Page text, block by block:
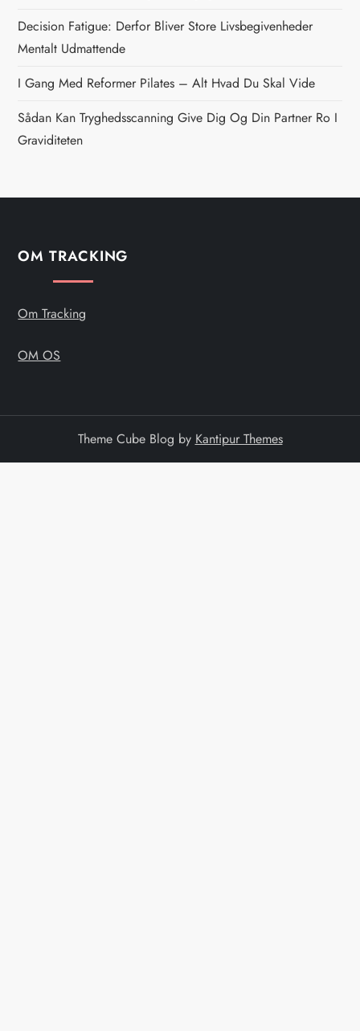
v
i
g
a
i
o
Decision Fatigue: Derfor Bliver Store Livsbegivenheder
Mentalt Udmattende
I Gang Med Reformer Pilates – Alt Hvad Du Skal Vide
Sådan Kan Tryghedsscanning Give Dig Og Din Partner Ro I
Graviditeten
OM TRACKING
Om Tracking
OM OS
Theme Cube Blog by Kantipur Themes